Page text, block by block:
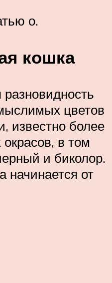
о.
кошка
цветов
известно более
в том
и биколор.
начинается от